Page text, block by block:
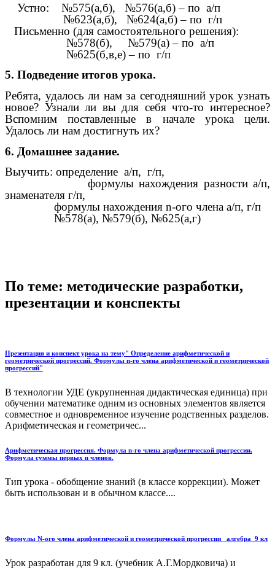
Устно: №575(а,б), №576(а,б) – по а/п
№623(а,б), №624(а,б) – по г/п
Письменно (для самостоятельного решения):
№578(б), №579(а) – по а/п
№625(б,в,е) – по г/п
5. Подведение итогов урока.
Ребята, удалось ли нам за сегодняшний урок узнать
новое? Узнали ли вы для себя что-то интересное?
Вспомним поставленные в начале урока цели.
Удалось ли нам достигнуть их?
6. Домашнее задание.
Выучить: определение а/п, г/п,
формулы нахождения разности а/п,
знаменателя г/п,
формулы нахождения n-ого члена а/п, г/п
№578(а), №579(б), №625(а,г)
По теме: методические разработки,
презентации и конспекты
Презентация и конспект урока на тему" Определение арифметической и
геометрической прогрессий. Формулы n-го члена арифметической и геометрической
прогрессий"
В технологии УДЕ (укрупненная дидактическая единица) при
обучении математике одним из основных элементов является
совместное и одновременное изучение родственных разделов.
Арифметическая и геометричес...
Арифметическая прогрессия. Формула n-го члена арифметической прогрессии.
Формула суммы первых n членов.
Тип урока - обобщение знаний (в классе коррекции). Может
быть использован и в обычном классе....
Формулы N-ого члена арифметической и геометрической прогрессии _алгебра_9 кл
Урок разработан для 9 кл. (учебник А.Г.Мордковича) и